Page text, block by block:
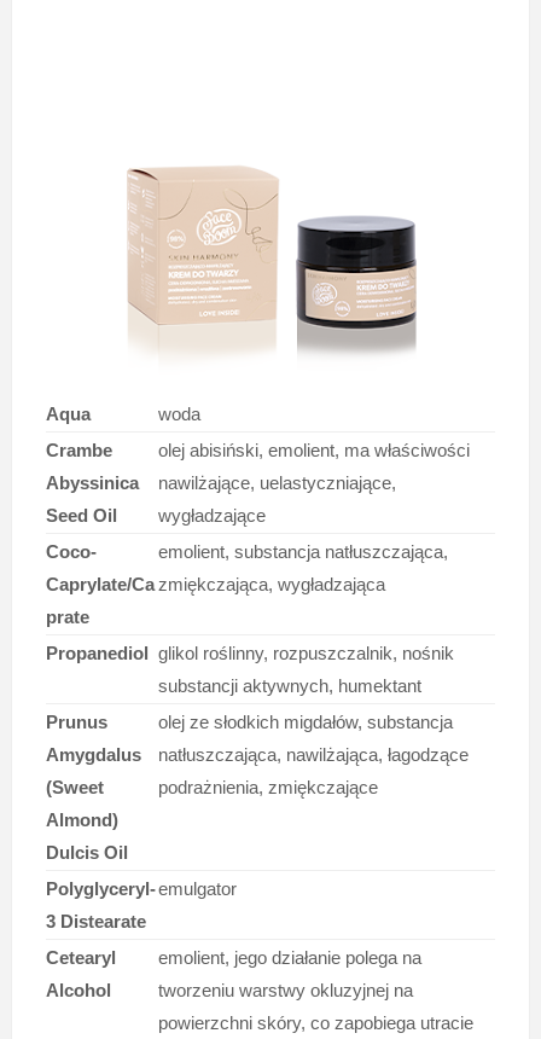
Aqua
woda
Crambe
Abyssinica
Seed Oil
olej abisiński, emolient, ma właściwości
nawilżające, uelastyczniające,
wygładzające
Coco-
Caprylate/Ca
prate
emolient, substancja natłuszczająca,
zmiękczająca, wygładzająca
Propanediol glikol roślinny, rozpuszczalnik, nośnik
substancji aktywnych, humektant
Prunus
Amygdalus
(Sweet
Almond)
Dulcis Oil
olej ze słodkich migdałów, substancja
natłuszczająca, nawilżająca, łagodzące
podrażnienia, zmiękczające
Polyglyceryl-
3 Distearate
emulgator
Cetearyl
Alcohol
emolient, jego działanie polega na
tworzeniu warstwy okluzyjnej na
powierzchni skóry, co zapobiega utracie